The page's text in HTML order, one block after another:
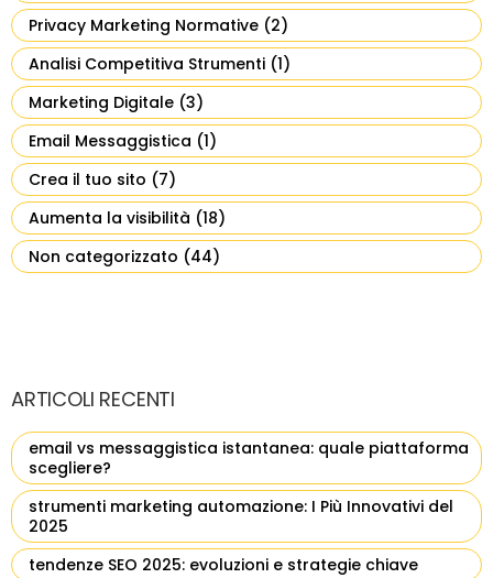
Privacy Marketing Normative (2)
Analisi Competitiva Strumenti (1)
Marketing Digitale (3)
Email Messaggistica (1)
Crea il tuo sito (7)
Aumenta la visibilità (18)
Non categorizzato (44)
ARTICOLI RECENTI
email vs messaggistica istantanea: quale piattaforma
scegliere?
strumenti marketing automazione: I Più Innovativi del
2025
tendenze SEO 2025: evoluzioni e strategie chiave